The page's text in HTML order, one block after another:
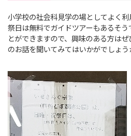
小学校の社会科見学の場としてよく
祭日は無料でガイドツアーもあるそ
とができますので、興味のある方は
のお話を聞いてみてはいかがでしょう